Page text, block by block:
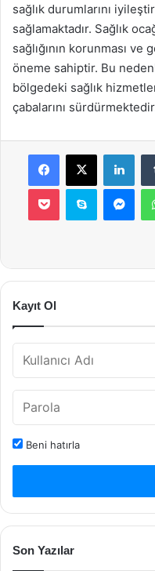
sağlık durumlarını
sağlamaktadır. Sağlık
sağlığının korunması
öneme sahiptir. Bu
bölgedeki sağlık
çabalarını
Facebook
X
Pocket Skype
Kayıt Ol
Beni hatırla
Son Yazılar